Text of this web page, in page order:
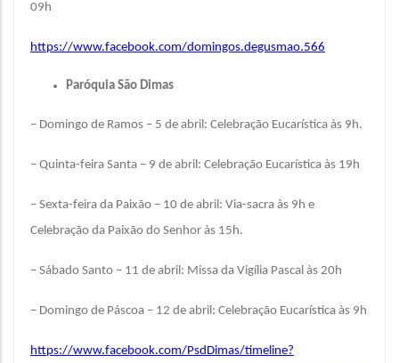
09h
https://www.facebook.com/domingos.degusmao.566
Paróquia São Dimas
– Domingo de Ramos – 5 de abril: Celebração Eucarística às 9h.
– Quinta-feira Santa – 9 de abril: Celebração Eucarística às 19h
– Sexta-feira da Paixão – 10 de abril: Via-sacra às 9h e
Celebração da Paixão do Senhor às 15h.
– Sábado Santo – 11 de abril: Missa da Vigília Pascal às 20h
– Domingo de Páscoa – 12 de abril: Celebração Eucarística às 9h
https://www.facebook.com/PsdDimas/timeline?